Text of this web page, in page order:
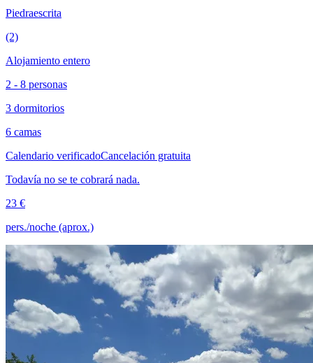
Piedraescrita
(2)
Alojamiento entero
2 - 8 personas
3 dormitorios
6 camas
Calendario verificadoCancelación gratuita
Todavía no se te cobrará nada.
23 €
pers./noche (aprox.)